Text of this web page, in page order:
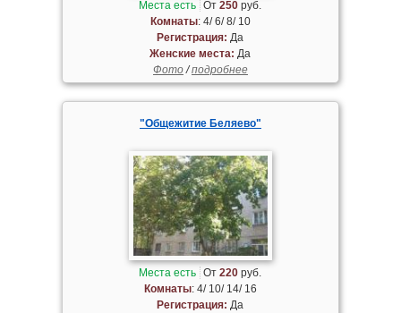
Места есть От250 руб.
Комнаты: 4/ 6/ 8/ 10
Регистрация: Да
Женские места: Да
Фото/подробнее
"Общежитие Беляево"
Места есть От220 руб.
Комнаты: 4/ 10/ 14/ 16
Регистрация: Да